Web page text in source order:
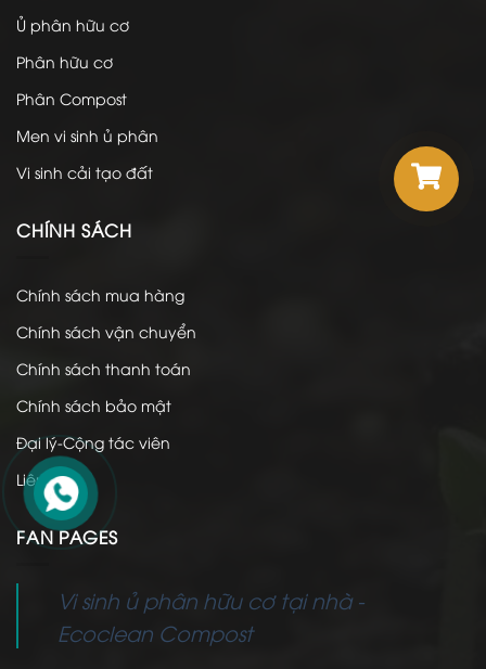
Ủ phân hữu cơ
Phân hữu cơ
Phân Compost
Men vi sinh ủ phân
Vi sinh cải tạo đất
CHÍNH SÁCH
Chính sách mua hàng
Chính sách vận chuyển
Chính sách thanh toán
Chính sách bảo mật
Đại lý-Cộng tác viên
Liên hệ
FAN PAGES
Vi sinh ủ phân hữu cơ tại nhà -
Ecoclean Compost